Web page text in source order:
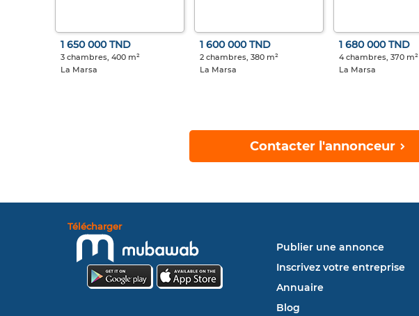
1 650 000 TND
3 chambres, 400 m²
La Marsa
1 600 000 TND
2 chambres, 380 m²
La Marsa
1 680 000 TND
4 chambres, 370 m²
La Marsa
Contacter l'annonceur
Télécharger
Publier une annonce
Inscrivez votre entreprise
Annuaire
Blog